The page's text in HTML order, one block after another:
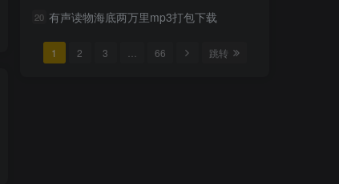
20 有声读物海底两万里mp3打包下载
1 2 3 66 跳转